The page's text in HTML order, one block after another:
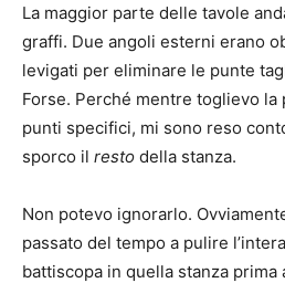
La maggior parte delle tavole
graffi. Due angoli esterni erano
levigati per eliminare le punte
Forse. Perché mentre toglievo la
punti specifici, mi sono reso
sporco il resto della stanza.
Non potevo ignorarlo.
passato del tempo a pulire
battiscopa in quella stanza prima